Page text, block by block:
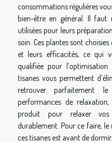
consommations régulières
bien-être en général. Il faut
utilisées pour leurs
soin. Ces plantes sont
et leurs efficacités, ce qui
qualifiée pour
tisanes vous permettent
retrouver parfaitement
performances de
produit pour relaxer
durablement. Pour ce faire,
ces tisanes est avant de